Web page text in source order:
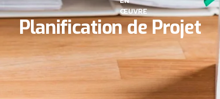
ŒUVRE
Planification de Projet